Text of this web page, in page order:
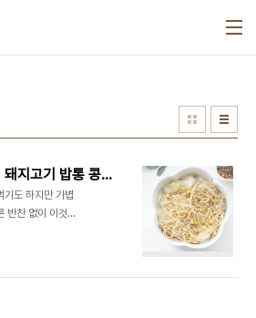
백종원 콩나물밥 만들기 돼지고기 밥통 콩나물밥 양념장 콩나물비빔밥 레시피
기도 하지만 가볍
반찬 없이 이것만
늘은 간단하게